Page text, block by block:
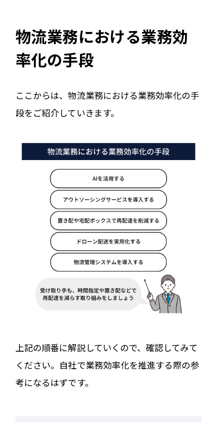
物流業務における業務効
率化の手段
ここからは、物流業務における業務効率化の手
段をご紹介していきます。
上記の順番に解説していくので、確認してみて
ください。自社で業務効率化を推進する際の参
考になるはずです。